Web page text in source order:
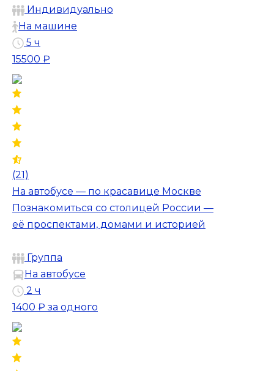
Индивидуально
На машине
5 ч
15500 ₽
(21)
На автобусе — по красавице Москве
Познакомиться со столицей России —
её проспектами, домами и историей
Группа
На автобусе
2 ч
1400 ₽ за одного